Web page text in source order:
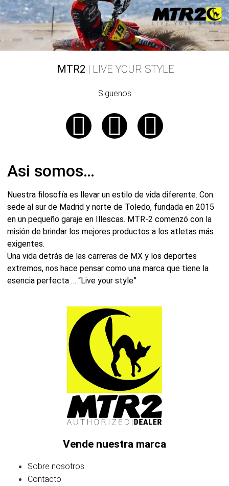
MTR2 | LIVE YOUR STYLE
Siguenos
Asi somos…
Nuestra filosofía es llevar un estilo de vida diferente. Con
sede al sur de Madrid y norte de Toledo, fundada en 2015
en un pequeño garaje en Illescas. MTR-2 comenzó con la
misión de brindar los mejores productos a los atletas más
exigentes.
Una vida detrás de las carreras de MX y los deportes
extremos, nos hace pensar como una marca que tiene la
esencia perfecta … “Live your style”
Vende nuestra marca
Sobre nosotros
Contacto